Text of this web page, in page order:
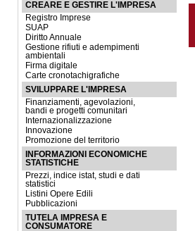
CREARE E GESTIRE L'IMPRESA
Registro Imprese
SUAP
Diritto Annuale
Gestione rifiuti e adempimenti
ambientali
Firma digitale
Carte cronotachigrafiche
SVILUPPARE L'IMPRESA
Finanziamenti, agevolazioni,
bandi e progetti comunitari
Internazionalizzazione
Innovazione
Promozione del territorio
INFORMAZIONI ECONOMICHE
STATISTICHE
Prezzi, indice istat, studi e dati
statistici
Listini Opere Edili
Pubblicazioni
TUTELA IMPRESA E
CONSUMATORE